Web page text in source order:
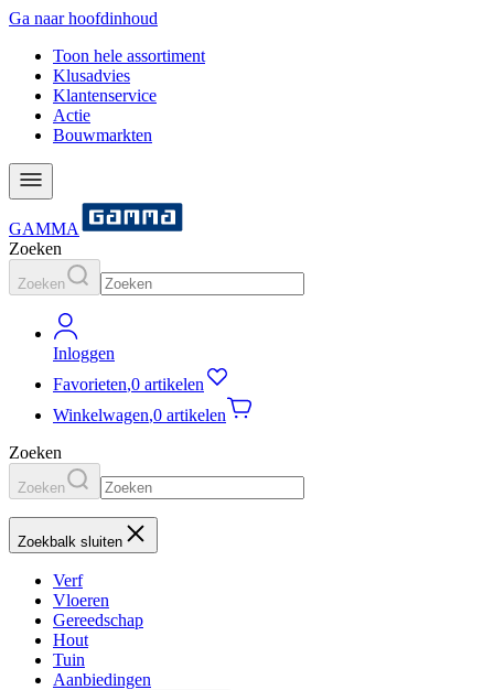
Ga naar hoofdinhoud
Toon hele assortiment
Klusadvies
Klantenservice
Actie
Bouwmarkten
GAMMA
Zoeken
Zoeken
Inloggen
Favorieten,0 artikelen
Winkelwagen,0 artikelen
Zoeken
Zoeken
Zoekbalk sluiten
Verf
Vloeren
Gereedschap
Hout
Tuin
Aanbiedingen